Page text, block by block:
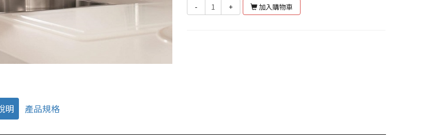
- + 加入購物車
明 產品規格